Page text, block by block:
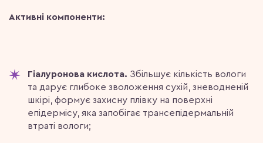
Активні компоненти:
Гіалуронова кислота. Збільшує кількість вологи
та дарує глибоке зволоження сухій, зневодненій
шкірі, формує захисну плівку на поверхні
епідермісу, яка запобігає трансепідермальній
втраті вологи;